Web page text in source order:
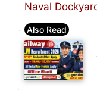
Naval